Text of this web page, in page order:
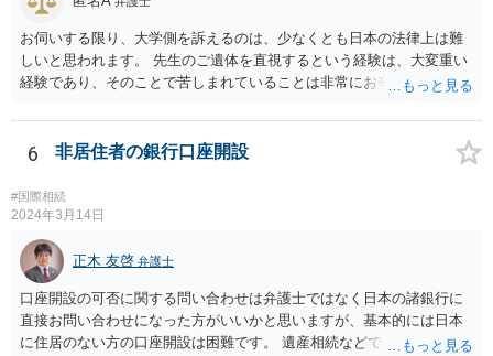
お伺いする限り、大学側を訴えるのは、少なくとも日本の法律上は難
しいと思われます。 先生のご遺体を直視するという経験は、大変重い
経験であり、そのことで苦しまれていることは非常にお辛い状況だと
れば、相手方の行為に対して、故意や過失がなければ、法的責任を追
及することは難しいところです。 本件の場合、大学側が仕組んで、あ
なたにわざと死体を見せるために画策したというような事情があれば
ともかく、何も知らず、単に授業に来なかった教員の様子を見てきて
くれと指示する行為に、何か大学側の落ち度があったとまでの認定は
難しいように思われます。 そうなると、大学側で、第一発見者になっ
てしまったあなたに対して、『法的に』ケア等を強制することができ
ない可能性が高く、その場合、大学側やそこのスタッフ等から対応を
拒否されたということへの責任追及も、難しいことになると思われま
す。 （義務もないことを拒否したことに責任追及することは、相手方
に事実上行動を義務付けるのと同じことになってしまいます） 詳細な
6 非居住者の銀行口座開設
#国際相続
2024年3月14日
正木 友啓 弁護士
口座開設の可否に関する問い合わせは弁護士ではなく日本の諸銀行に
直接お問い合わせになった方がいいかと思いますが、基本的には日本
に住居のない方の口座開設は困難です。 遺産相続などでお金を受け取